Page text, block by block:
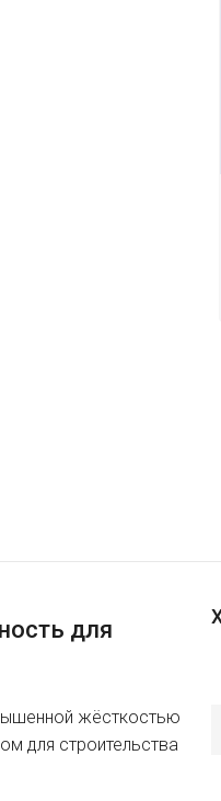
для
жёсткостью
для строительства